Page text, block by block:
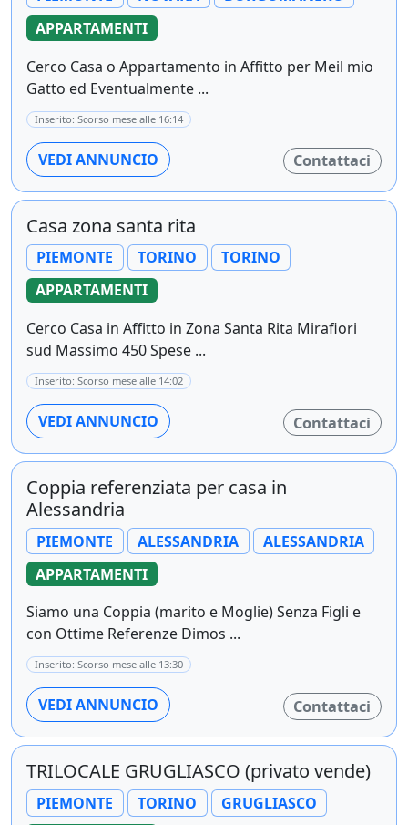
APPARTAMENTI
Cerco Casa o Appartamento in Affitto per Meil mio
Gatto ed Eventualmente ...
Inserito: Scorso mese alle 16:14
VEDI ANNUNCIO Contattaci
Casa zona santa rita
PIEMONTE TORINO
TORINO
APPARTAMENTI
Cerco Casa in Affitto in Zona Santa Rita Mirafiori
sud Massimo 450 Spese ...
Inserito: Scorso mese alle 14:02
VEDI ANNUNCIO Contattaci
Coppia referenziata per casa in
Alessandria
PIEMONTE ALESSANDRIA
ALESSANDRIA
APPARTAMENTI
Siamo una Coppia (marito e Moglie) Senza Figli e
con Ottime Referenze Dimos ...
Inserito: Scorso mese alle 13:30
VEDI ANNUNCIO Contattaci
TRILOCALE GRUGLIASCO (privato vende)
PIEMONTE TORINO
GRUGLIASCO